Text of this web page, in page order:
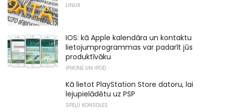
LINUX
IOS: kā Apple kalendāra un kontaktu
lietojumprogrammas var padarīt jūs
produktīvāku
IPHONE UN IPOD
Kā lietot PlayStation Store datoru, lai
lejupielādētu uz PSP
SPĒĻU KONSOLES